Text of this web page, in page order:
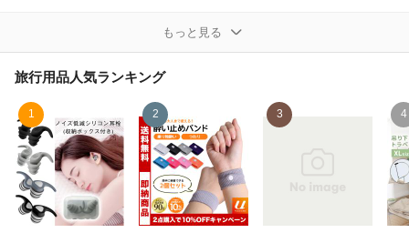
携帯容器・ケース
携帯用スリッパ
旅行用かばん
旅行用変圧器・変換プラグ
もっと見る
旅行用品人気ランキング
1 2 3 4